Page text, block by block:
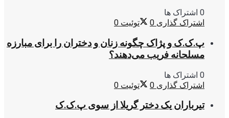
0 اشتراک ها
اشتراک گذاری 0 توئیت 0
پ.ک.ک و پژاک چگونه زنان و دختران را برای مبارزه
مسلحانه فریب می‌دهند؟
0 اشتراک ها
اشتراک گذاری 0 توئیت 0
تیرباران یک دختر گریلا از سوی پ.ک.ک